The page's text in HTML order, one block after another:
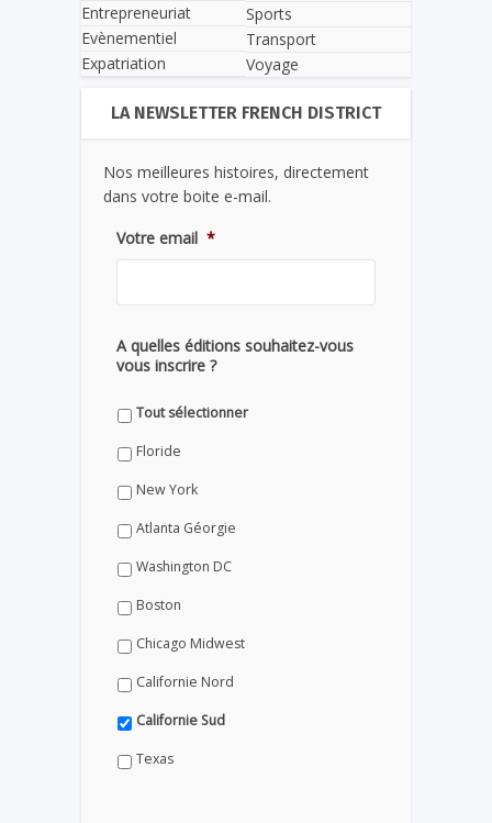
Entrepreneuriat
Evènementiel
Expatriation
Sports
Transport
Voyage
LA NEWSLETTER FRENCH DISTRICT
Nos meilleures histoires, directement
dans votre boite e-mail.
Votre email *
A quelles éditions souhaitez-vous
vous inscrire ?
Tout sélectionner
Floride
New York
Atlanta Géorgie
Washington DC
Boston
Chicago Midwest
Californie Nord
Californie Sud
Texas